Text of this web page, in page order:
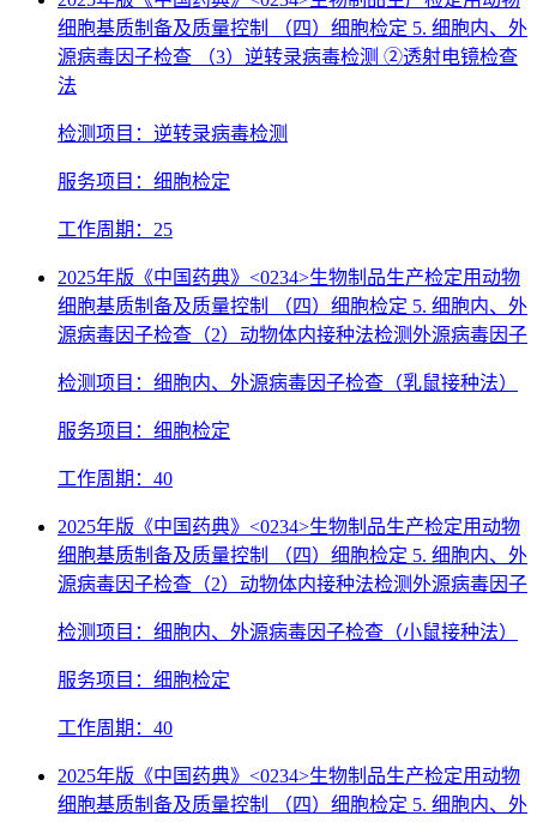
细胞基质制备及质量控制 （四）细胞检定 5. 细胞内、外
源病毒因子检查 （3）逆转录病毒检测 ②透射电镜检查
法
检测项目：逆转录病毒检测
服务项目：细胞检定
工作周期：25
2025年版《中国药典》<0234>生物制品生产检定用动物
细胞基质制备及质量控制 （四）细胞检定 5. 细胞内、外
源病毒因子检查（2）动物体内接种法检测外源病毒因子
检测项目：细胞内、外源病毒因子检查（乳鼠接种法）
服务项目：细胞检定
工作周期：40
2025年版《中国药典》<0234>生物制品生产检定用动物
细胞基质制备及质量控制 （四）细胞检定 5. 细胞内、外
源病毒因子检查（2）动物体内接种法检测外源病毒因子
检测项目：细胞内、外源病毒因子检查（小鼠接种法）
服务项目：细胞检定
工作周期：40
2025年版《中国药典》<0234>生物制品生产检定用动物
细胞基质制备及质量控制 （四）细胞检定 5. 细胞内、外